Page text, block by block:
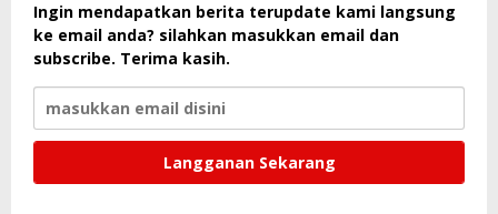
Ingin mendapatkan berita terupdate kami langsung
ke email anda? silahkan masukkan email dan
subscribe. Terima kasih.